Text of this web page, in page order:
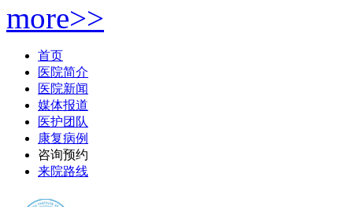
more>>
首页
医院简介
医院新闻
媒体报道
医护团队
康复病例
咨询预约
来院路线